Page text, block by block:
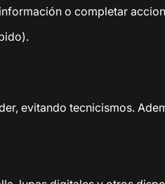
o completar
evitando tecnicismos.